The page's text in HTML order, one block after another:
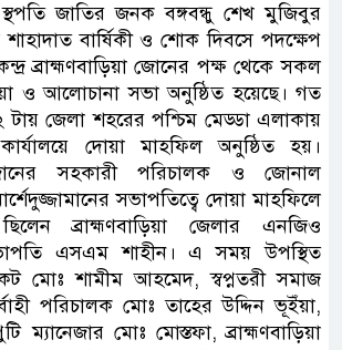
স্থপতি জাতির জনক বঙ্গবন্ধু শেখ মুজিবুর
বার্ষিকী ও শোক দিবসে পদক্ষেপ
ব্রাহ্মণবাড়িয়া জোনের পক্ষ থেকে সকল
ও আলোচানা সভা অনুষ্ঠিত হয়েছে। গত
জেলা শহরের পশ্চিম মেড্ডা এলাকায়
দোয়া মাহফিল অনুষ্ঠিত হয়।
জোনের সহকারী পরিচালক ও জোনাল
সভাপতিত্বে দোয়া মাহফিলে
ব্রাহ্মণবাড়িয়া জেলার এনজিও
এসএম শাহীন। এ সময় উপস্থিত
মোঃ শামীম আহমেদ, স্বপ্নতরী সমাজ
পরিচালক মোঃ তাহের উদ্দিন ভূইঁয়া,
ম্যানেজার মোঃ মোস্তফা, ব্রাহ্মণবাড়িয়া